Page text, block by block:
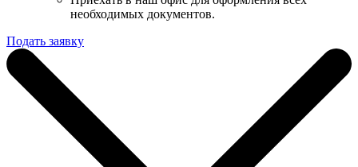
необходимых документов.
Подать заявку